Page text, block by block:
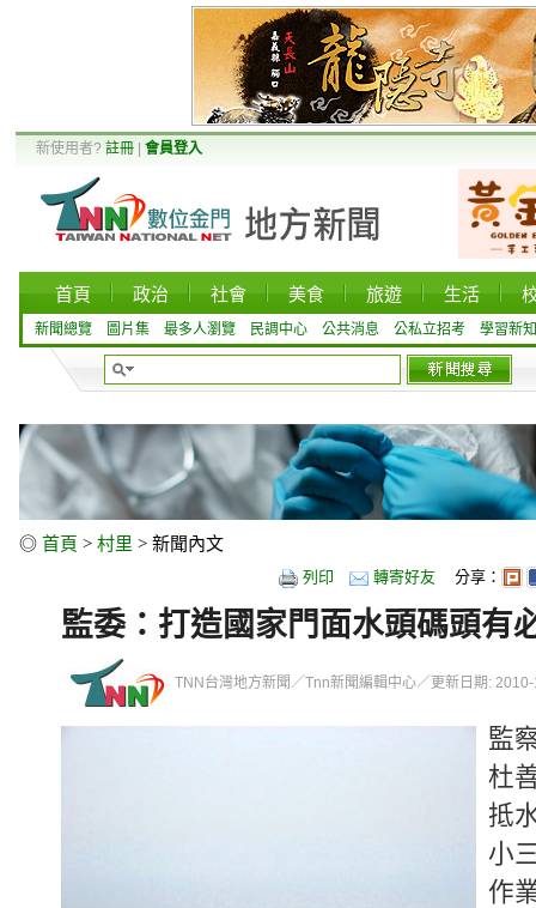
新使用者? 註冊 會員登入
首頁 政治 社會 美食 旅遊 生活
新聞總覽 圖片集 最多人瀏覽 民調中心 公共消息 公私立招考 學習新知
◎ 首頁 > 村里 > 新聞內文
列印 轉寄好友 分享：
監委：打造國家門面水頭碼頭有
TNN台灣地方新聞／Tnn新聞編輯中心／更新日期:
監
杜
抵
小
作